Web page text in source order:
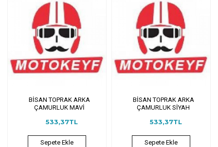
BİSAN TOPRAK ARKA
ÇAMURLUK MAVİ
533,37TL
Sepete Ekle
BİSAN TOPRAK ARKA
ÇAMURLUK SİYAH
533,37TL
Sepete Ekle